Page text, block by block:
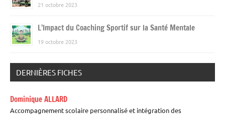
21 octobre 2023
L’Impact du Coaching Sportif sur la Santé Mentale
19 octobre 2023
DERNIÈRES FICHES
Dominique ALLARD
Accompagnement scolaire personnalisé et intégration des